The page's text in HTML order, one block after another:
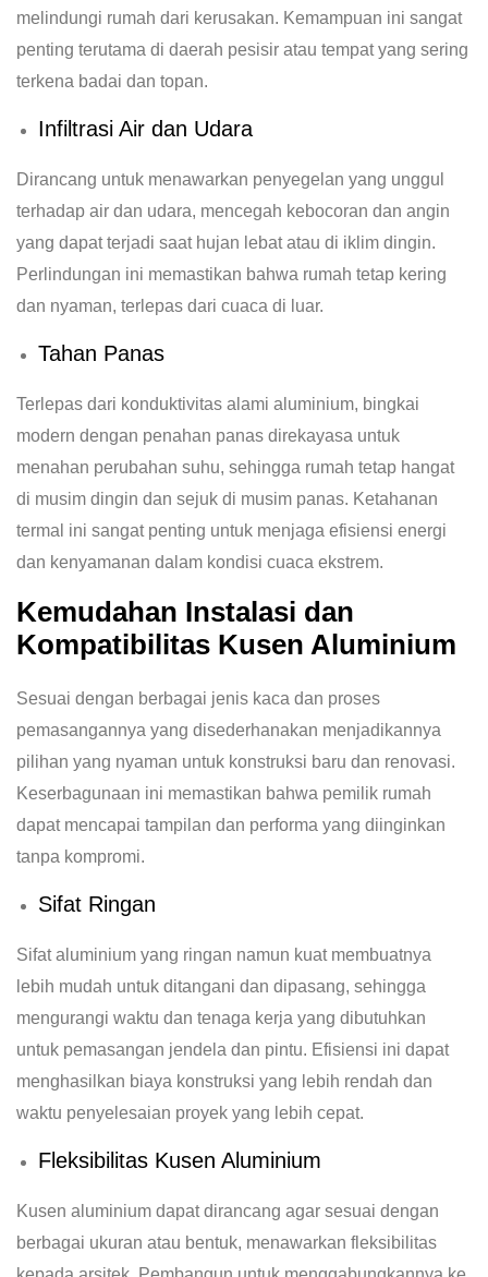
melindungi rumah dari kerusakan. Kemampuan ini sangat
penting terutama di daerah pesisir atau tempat yang sering
terkena badai dan topan.
Infiltrasi Air dan Udara
Dirancang untuk menawarkan penyegelan yang unggul
terhadap air dan udara, mencegah kebocoran dan angin
yang dapat terjadi saat hujan lebat atau di iklim dingin.
Perlindungan ini memastikan bahwa rumah tetap kering
dan nyaman, terlepas dari cuaca di luar.
Tahan Panas
Terlepas dari konduktivitas alami aluminium, bingkai
modern dengan penahan panas direkayasa untuk
menahan perubahan suhu, sehingga rumah tetap hangat
di musim dingin dan sejuk di musim panas. Ketahanan
termal ini sangat penting untuk menjaga efisiensi energi
dan kenyamanan dalam kondisi cuaca ekstrem.
Kemudahan Instalasi dan
Kompatibilitas Kusen Aluminium
Sesuai dengan berbagai jenis kaca dan proses
pemasangannya yang disederhanakan menjadikannya
pilihan yang nyaman untuk konstruksi baru dan renovasi.
Keserbagunaan ini memastikan bahwa pemilik rumah
dapat mencapai tampilan dan performa yang diinginkan
tanpa kompromi.
Sifat Ringan
Sifat aluminium yang ringan namun kuat membuatnya
lebih mudah untuk ditangani dan dipasang, sehingga
mengurangi waktu dan tenaga kerja yang dibutuhkan
untuk pemasangan jendela dan pintu. Efisiensi ini dapat
menghasilkan biaya konstruksi yang lebih rendah dan
waktu penyelesaian proyek yang lebih cepat.
Fleksibilitas Kusen Aluminium
Kusen aluminium dapat dirancang agar sesuai dengan
berbagai ukuran atau bentuk, menawarkan fleksibilitas